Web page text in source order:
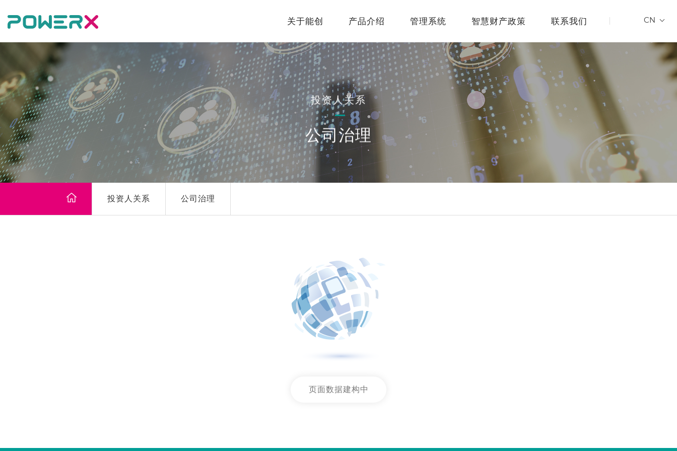
CN
关于能创 产品介绍 管理系统 智慧财产政策 联系我们
投资人关系
公司治理
投资人关系 公司治理
页面数据建构中